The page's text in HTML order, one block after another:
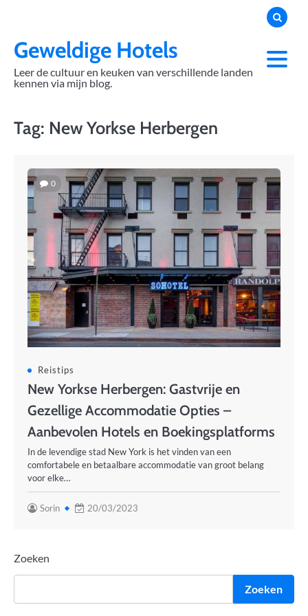
contentGeweldige Hotels
Leer de cultuur en keuken van verschillende landen
kennen via mijn blog.
Tag: New Yorkse Herbergen
0
Reistips
New Yorkse Herbergen: Gastvrije en
Gezellige Accommodatie Opties –
Aanbevolen Hotels en Boekingsplatforms
In de levendige stad New York is het vinden van een
comfortabele en betaalbare accommodatie van groot belang
voor elke…
Sorin 20/03/2023
Zoeken
Zoeken